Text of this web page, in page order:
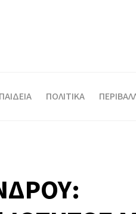
ΠΑΙΔΕΙΑ ΠΟΛΙΤΙΚΑ